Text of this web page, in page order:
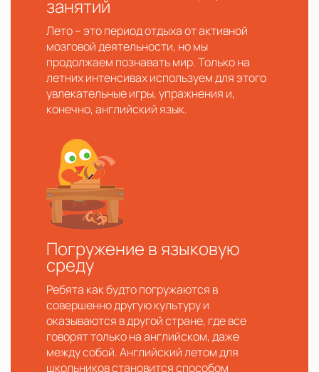
занятий
Лето – это период отдыха от активной
мозговой деятельности, но мы
продолжаем познавать мир. Только на
летних интенсивах используем для этого
увлекательные игры, упражнения и,
конечно, английский язык.
Погружение в языковую
среду
Ребята как будто погружаются в
совершенно другую культуру и
оказываются в другой стране, где все
говорят только на английском, даже
между собой. Английский летом для
школьников становится способом